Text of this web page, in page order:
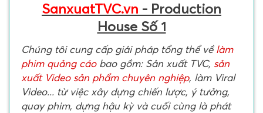
SanxuatTVC.vn - Production
House Số 1
Chúng tôi cung cấp giải pháp tổng thể vềlàm
phim quảng cáobao gồm: Sản xuất TVC, sản
xuất Video sản phẩm chuyên nghiệp, làm Viral
Video... từ việc xây dựng chiến lược, ý tưởng,
quay phim, dựng hậu kỳ và cuối cùng là phát